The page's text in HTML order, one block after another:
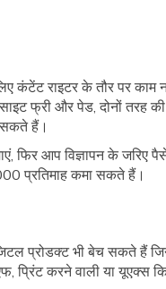
राइटर के तौर पर काम
फ्री और पेड, दोनों तरह
हैं।
फिर आप विज्ञापन के
प्रतिमाह कमा सकते हैं।
प्रोडक्ट भी बेच सकते हैं
प्रिंट करने वाली या यूएक्स